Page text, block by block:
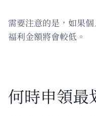
需要注意的是，如果
福利金額將會較低。
何時申領最